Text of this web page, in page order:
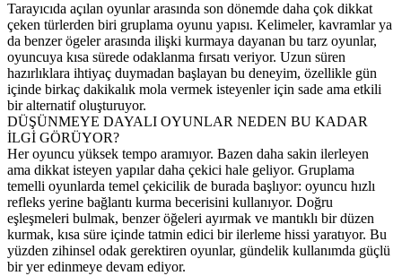
Tarayıcıda açılan oyunlar arasında son dönemde daha çok dikkat
çeken türlerden biri gruplama oyunu yapısı. Kelimeler, kavramlar ya
da benzer ögeler arasında ilişki kurmaya dayanan bu tarz oyunlar,
oyuncuya kısa sürede odaklanma fırsatı veriyor. Uzun süren
hazırlıklara ihtiyaç duymadan başlayan bu deneyim, özellikle gün
içinde birkaç dakikalık mola vermek isteyenler için sade ama etkili
bir alternatif oluşturuyor.
DÜŞÜNMEYE DAYALI OYUNLAR NEDEN BU KADAR
İLGİ GÖRÜYOR?
Her oyuncu yüksek tempo aramıyor. Bazen daha sakin ilerleyen
ama dikkat isteyen yapılar daha çekici hale geliyor. Gruplama
temelli oyunlarda temel çekicilik de burada başlıyor: oyuncu hızlı
refleks yerine bağlantı kurma becerisini kullanıyor. Doğru
eşleşmeleri bulmak, benzer öğeleri ayırmak ve mantıklı bir düzen
kurmak, kısa süre içinde tatmin edici bir ilerleme hissi yaratıyor. Bu
yüzden zihinsel odak gerektiren oyunlar, gündelik kullanımda güçlü
bir yer edinmeye devam ediyor.